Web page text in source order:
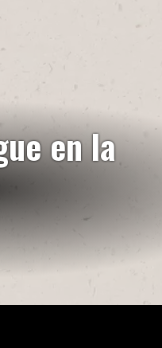
en la